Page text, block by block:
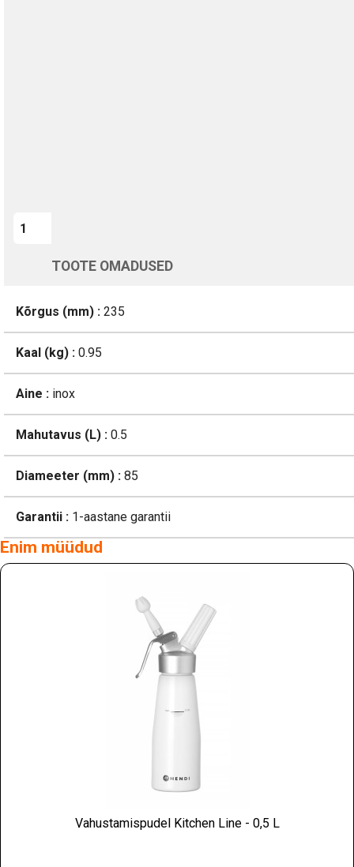
TOOTE OMADUSED
Kõrgus (mm) : 235
Kaal (kg) : 0.95
Aine : inox
Mahutavus (L) : 0.5
Diameeter (mm) : 85
Garantii : 1-aastane garantii
Enim müüdud
Vahustamispudel Kitchen Line - 0,5 L